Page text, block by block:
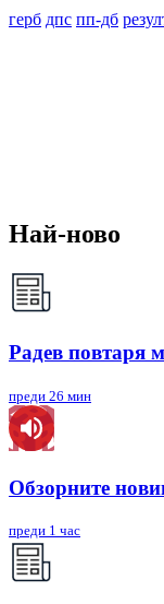
герб дпс пп-дб
Най-ново
Радев повтаря
преди 26 мин
Обзорните
преди 1 час